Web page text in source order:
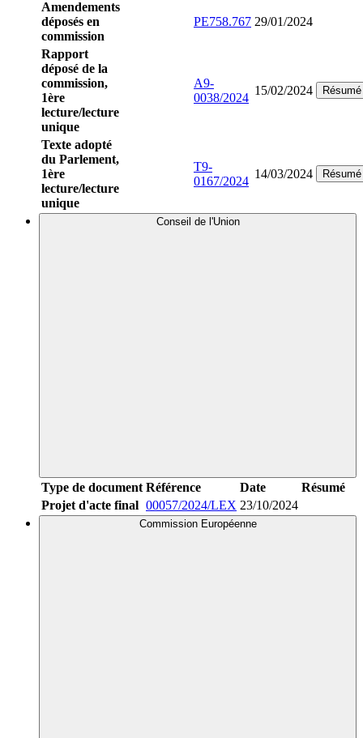
Amendements
déposés en
commission
PE758.767 29/01/2024
Rapport
déposé de la
commission,
1ère
lecture/lecture
unique
A9-
0038/2024
15/02/2024 Résumé
Texte adopté
du Parlement,
1ère
lecture/lecture
unique
T9-
0167/2024
14/03/2024 Résumé
Conseil de l'Union
Type de document Référence Date
Résumé
Projet d'acte final 00057/2024/LEX 23/10/2024
Commission Européenne